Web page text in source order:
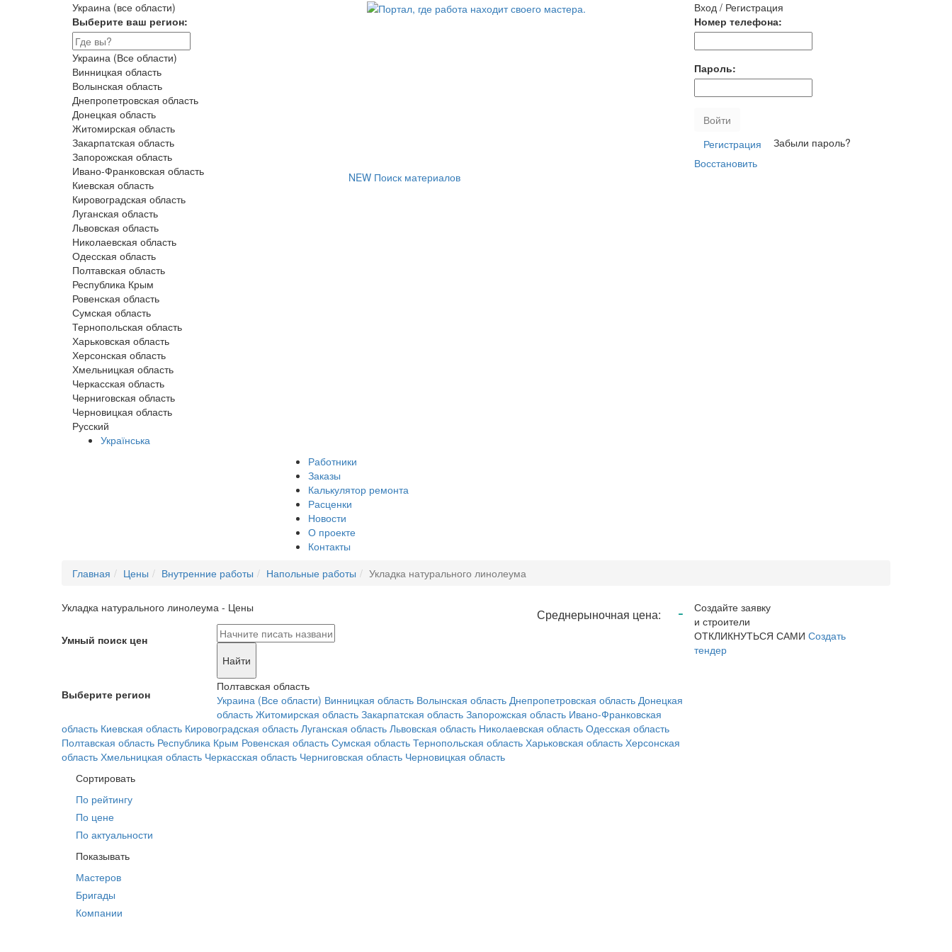
Украина (все области)
Выберите ваш регион:
Украина (Все области)
Винницкая область
Волынская область
Днепропетровская область
Донецкая область
Житомирская область
Закарпатская область
Запорожская область
Ивано-Франковская область
Киевская область
Кировоградская область
Луганская область
Львовская область
Николаевская область
Одесская область
Полтавская область
Республика Крым
Ровенская область
Сумская область
Тернопольская область
Харьковская область
Херсонская область
Хмельницкая область
Черкасская область
Черниговская область
Черновицкая область
Русский
Українська
Вход / Регистрация
Номер телефона:
Пароль:
Войти
Регистрация
Забыли пароль?
Восстановить
NEW Поиск материалов
Работники
Заказы
Калькулятор ремонта
Расценки
Новости
О проекте
Контакты
Главная
Цены Внутренние работы Напольные работы Укладка натурального линолеума
Укладка натурального линолеума - Цены Среднерыночная цена: -
Умный поиск цен
Найти
Выберите регион
Полтавская область
Украина (Все области) Винницкая область Волынская область Днепропетровская область Донецкая
область Житомирская область Закарпатская область Запорожская область Ивано-Франковская
область Киевская область Кировоградская область Луганская область Львовская область Николаевская область Одесская область
Полтавская область Республика Крым Ровенская область Сумская область Тернопольская область Харьковская область Херсонская
область Хмельницкая область Черкасская область Черниговская область Черновицкая область
Сортировать
По рейтингу
По цене
По актуальности
Показывать
Мастеров
Бригады
Компании
Создайте заявку
и строители
ОТКЛИКНУТЬСЯ САМИ Создать
тендер